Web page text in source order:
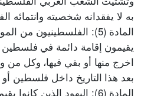
به لا يفقدانه شخصيته وانتمائه
المادة (5): الفلسطينيون من
اخرج منها أو بقي فيها، وكل
بعد هذا التاريخ داخل فلسطين
المادة (6): اليهود الذين